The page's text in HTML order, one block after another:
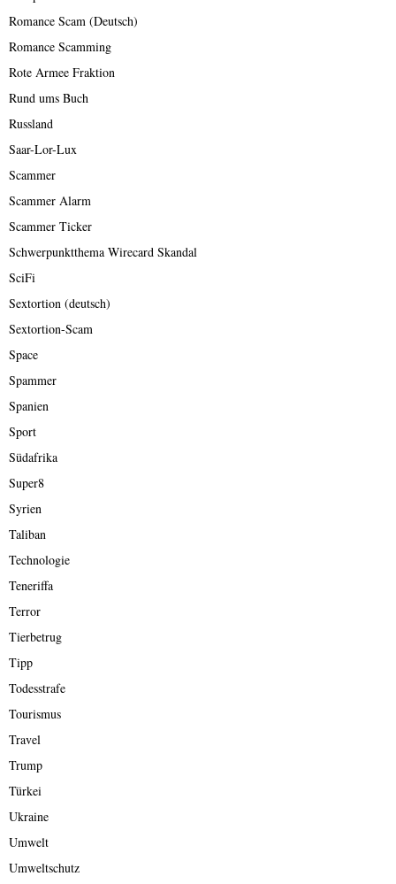
Romance Scam (Deutsch)
Romance Scamming
Rote Armee Fraktion
Rund ums Buch
Russland
Saar-Lor-Lux
Scammer
Scammer Alarm
Scammer Ticker
Schwerpunktthema Wirecard Skandal
SciFi
Sextortion (deutsch)
Sextortion-Scam
Space
Spammer
Spanien
Sport
Südafrika
Super8
Syrien
Taliban
Technologie
Teneriffa
Terror
Tierbetrug
Tipp
Todesstrafe
Tourismus
Travel
Trump
Türkei
Ukraine
Umwelt
Umweltschutz